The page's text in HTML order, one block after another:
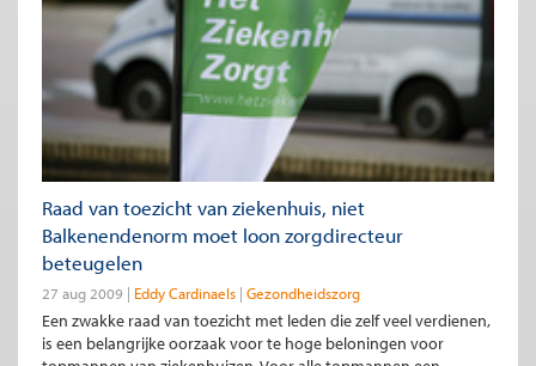
Raad van toezicht van ziekenhuis, niet
Balkenendenorm moet loon zorgdirecteur
beteugelen
27 aug 2009 Eddy Cardinaels Gezondheidszorg
Een zwakke raad van toezicht met leden die zelf veel verdienen,
is een belangrijke oorzaak voor te hoge beloningen voor